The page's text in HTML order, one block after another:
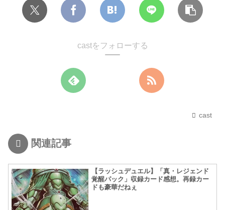
castをフォローする
cast
関連記事
【ラッシュデュエル】「真・レジェンド
覚醒パック」収録カード感想。再録カー
ドも豪華だねぇ